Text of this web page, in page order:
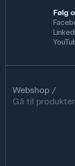
Følg
Webshop
Gå til produkter